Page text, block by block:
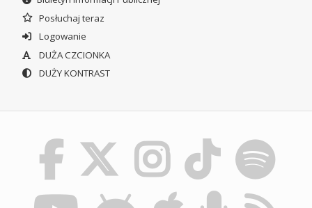
Posłuchaj teraz
Logowanie
DUŻA CZCIONKA
DUŻY KONTRAST